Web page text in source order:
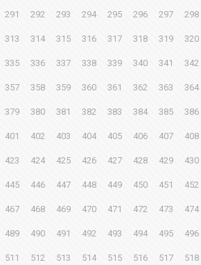
291 292 293 294 295 296 297 298
313 314 315 316 317 318 319 320
335 336 337 338 339 340 341 342
357 358 359 360 361 362 363 364
379 380 381 382 383 384 385 386
401 402 403 404 405 406 407 408
423 424 425 426 427 428 429 430
445 446 447 448 449 450 451 452
467 468 469 470 471 472 473 474
489 490 491 492 493 494 495 496
511 512 513 514 515 516 517 518